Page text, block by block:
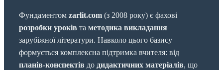
Фундаментом zarlit.com (з 2008 року) є фахові
розробки уроків та методика викладання
зарубіжної літератури. Навколо цього базису
формується комплексна підтримка вчителя: від
планів-конспектів до дидактичних матеріалів, що